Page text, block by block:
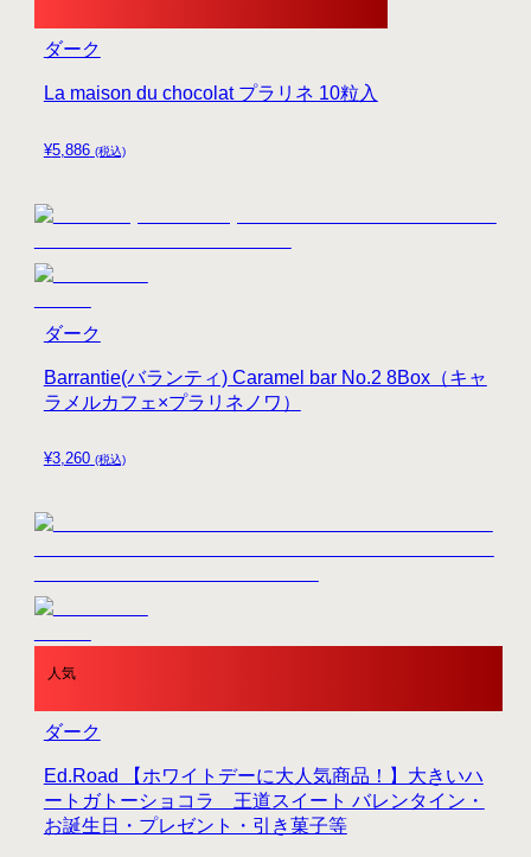
¥5,886 (税込)
La maison du chocolat プラリネ 10粒入
ダーク
¥3,260 (税込)
Barrantie(バランティ) Caramel bar No.2 8Box（キャ
ラメルカフェ×プラリネノワ）
ダーク
人気
Ed.Road 【ホワイトデーに大人気商品！】大きいハ
ートガトーショコラ 王道スイート バレンタイン・
お誕生日・プレゼント・引き菓子等
ダーク